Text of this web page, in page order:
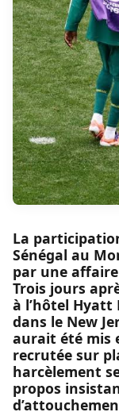
La
Sénégal au
par une
Trois jours
à l’hôtel Hyatt
dans le New
aurait été mis
recrutée sur
harcèlement
propos